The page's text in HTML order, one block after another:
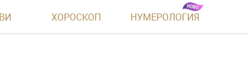
ХОРОСКОП НУМЕРОЛОГИЯ